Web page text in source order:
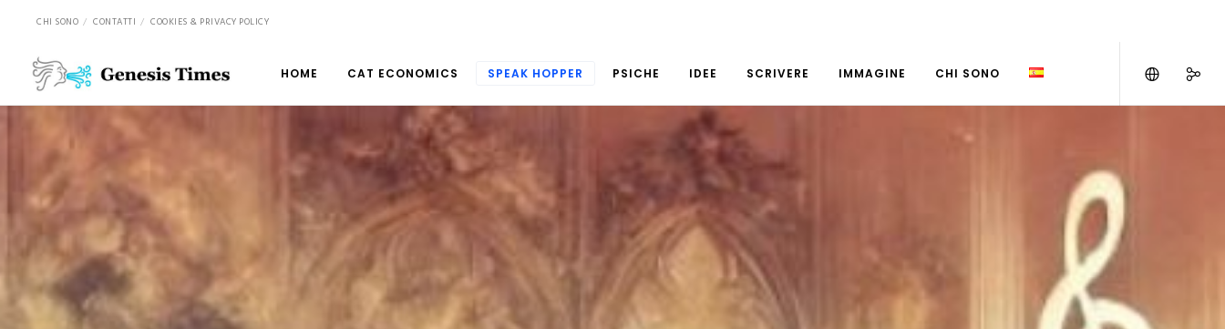
CHI SONO CONTATTI COOKIES & PRIVACY POLICY
HOME CAT ECONOMICS SPEAK HOPPER PSICHE IDEE SCRIVERE IMMAGINE CHI SONO